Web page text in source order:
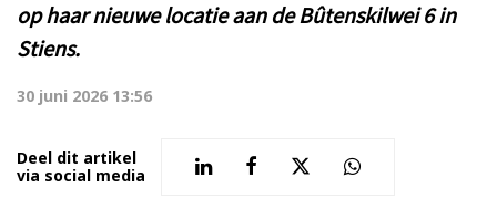
op haar nieuwe locatie aan de Bûtenskilwei 6 in
Stiens.
30 juni 2026 13:56
Deel dit artikel
via social media